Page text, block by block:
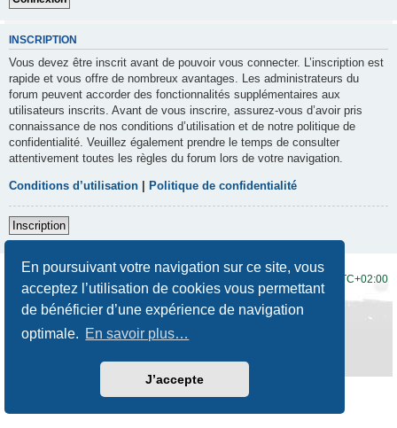
En poursuivant votre navigation sur ce site, vous
acceptez l’utilisation de cookies vous permettant
de bénéficier d’une expérience de navigation
optimale. En savoir plus…
J’accepte
INSCRIPTION
Vous devez être inscrit avant de pouvoir vous connecter. L’inscription est
rapide et vous offre de nombreux avantages. Les administrateurs du
forum peuvent accorder des fonctionnalités supplémentaires aux
utilisateurs inscrits. Avant de vous inscrire, assurez-vous d’avoir pris
connaissance de nos conditions d’utilisation et de notre politique de
confidentialité. Veuillez également prendre le temps de consulter
attentivement toutes les règles du forum lors de votre navigation.
Conditions d’utilisation Politique de confidentialité
Inscription
UTC+02:00
Développé par phpBB® Forum Software © phpBB Limited
Traduction française officielle
Prosilver New Edition
Confidentialité|Conditions